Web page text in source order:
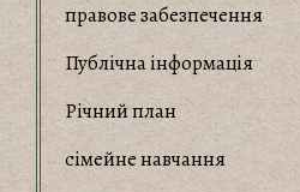
правове забезпечення
Публічна інформація
Річний план
сімейне навчання